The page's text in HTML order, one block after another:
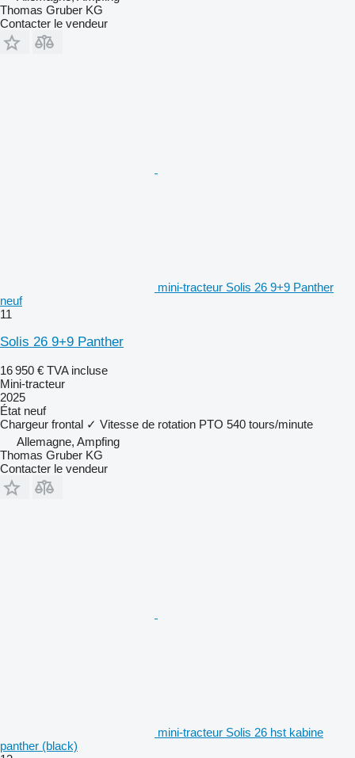
Thomas Gruber KG
Contacter le vendeur
mini-tracteur Solis 26 9+9 Panther
neuf
11
Solis 26 9+9 Panther
16 950 € TVA incluse
Mini-tracteur
2025
État neuf
Chargeur frontal ✓ Vitesse de rotation PTO 540 tours/minute
Allemagne, Ampfing
Thomas Gruber KG
Contacter le vendeur
mini-tracteur Solis 26 hst kabine
panther (black)